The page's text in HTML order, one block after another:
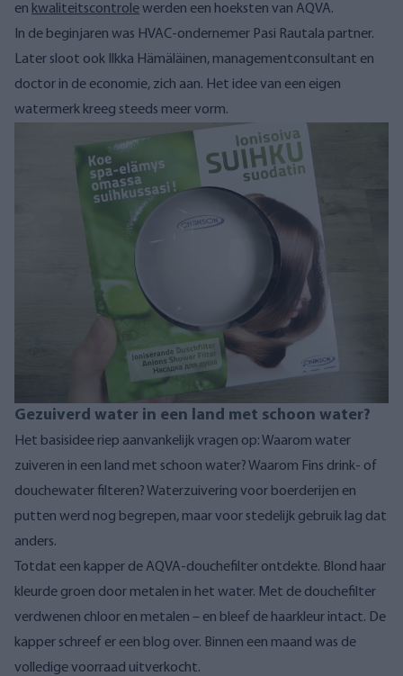
en kwaliteitscontrolewerden een hoeksten van AQVA.
In de beginjaren was HVAC-ondernemer Pasi Rautala partner.
Later sloot ook Ilkka Hämäläinen, managementconsultant en
doctor in de economie, zich aan. Het idee van een eigen
watermerk kreeg steeds meer vorm.
Gezuiverd water in een land met schoon water?
Het basisidee riep aanvankelijk vragen op: Waarom water
zuiveren in een land met schoon water? Waarom Fins drink- of
douchewater filteren? Waterzuivering voor boerderijen en
putten werd nog begrepen, maar voor stedelijk gebruik lag dat
anders.
Totdat een kapper de AQVA-douchefilter ontdekte. Blond haar
kleurde groen door metalen in het water. Met de douchefilter
verdwenen chloor en metalen – en bleef de haarkleur intact. De
kapper schreef er een blog over. Binnen een maand was de
volledige voorraad uitverkocht.